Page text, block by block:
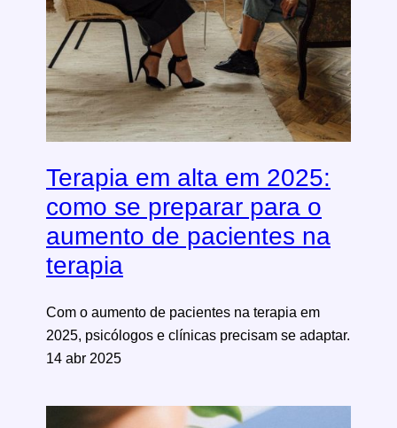
Terapia em alta em 2025:
como se preparar para o
aumento de pacientes na
terapia
Com o aumento de pacientes na terapia em
2025, psicólogos e clínicas precisam se adaptar.
14 abr 2025